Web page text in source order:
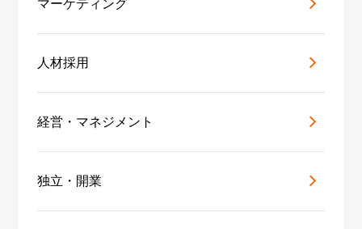
マーケティング
人材採用
経営・マネジメント
独立・開業